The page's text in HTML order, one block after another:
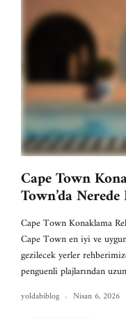
Cape Town
Town’da Nerede
Cape Town Konaklama
Cape Town en iyi ve
gezilecek yerler
penguenli plajlarından
yoldabiblog Nisan 6, 2026